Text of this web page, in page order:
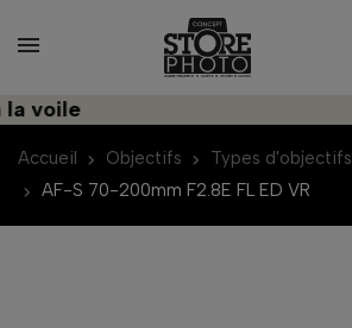
Accueil Objectifs Types d'objectifs
AF-S 70-200mm F2.8E FL ED VR